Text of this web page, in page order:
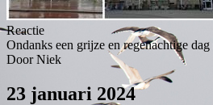
Reactie
Ondanks een grijze en regenachtige
Door Niek
23 januari 2024